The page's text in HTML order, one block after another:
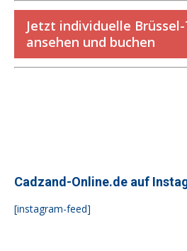
Jetzt individuelle
ansehen und buchen
Cadzand-Online.de auf
[instagram-feed]